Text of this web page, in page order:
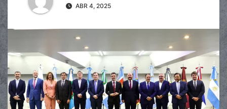
ABR 4, 2025